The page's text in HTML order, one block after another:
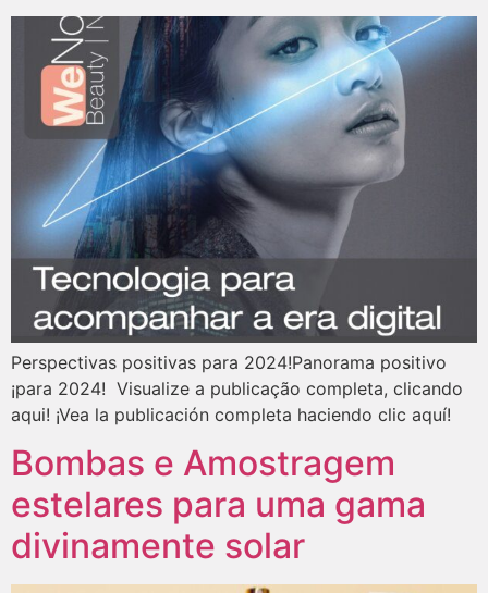
Perspectivas positivas para 2024!Panorama positivo
¡para 2024! Visualize a publicação completa, clicando
aqui! ¡Vea la publicación completa haciendo clic aquí!
Bombas e Amostragem
estelares para uma gama
divinamente solar